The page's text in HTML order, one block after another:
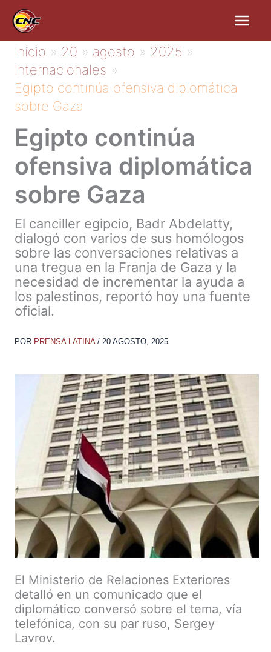
contenido
Inicio 20 agosto
2025
Internacionales
Egipto continúa ofensiva diplomática
sobre Gaza
Egipto continúa
ofensiva diplomática
sobre Gaza
El canciller egipcio, Badr Abdelatty,
dialogó con varios de sus homólogos
sobre las conversaciones relativas a
una tregua en la Franja de Gaza y la
necesidad de incrementar la ayuda a
los palestinos, reportó hoy una fuente
oficial.
POR PRENSA LATINA / 20 AGOSTO, 2025
El Ministerio de Relaciones Exteriores
detalló en un comunicado que el
diplomático conversó sobre el tema, vía
telefónica, con su par ruso, Sergey
Lavrov.